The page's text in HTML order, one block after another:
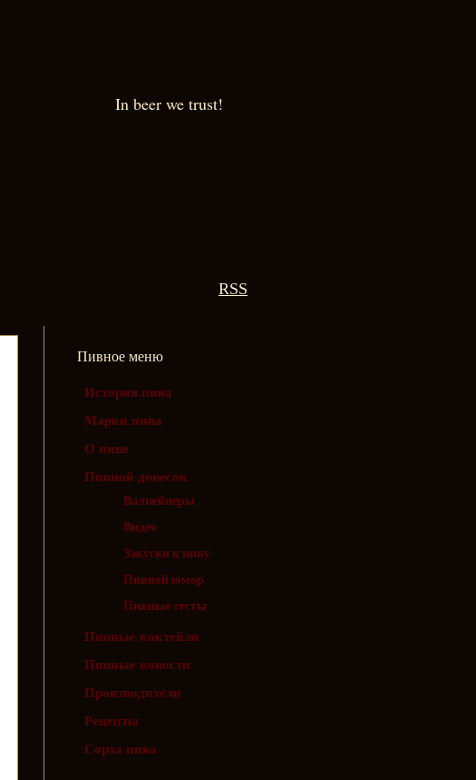
In beer we trust!
RSS
Пивное меню
История пива
Марки пива
О пиве
Пивной довесок
Валпейперы
Видео
Закуски к пиву
Пивной юмор
Пивные тесты
Пивные коктейли
Пивные новости
Производители
Рецепты
Сорта пива